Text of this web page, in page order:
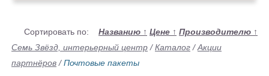
Сортировать по: Названию ↑ Цене ↑ Производителю ↑
Семь Звёзд, интерьерный центр /Каталог /Акции
партнёров /Почтовые пакеты